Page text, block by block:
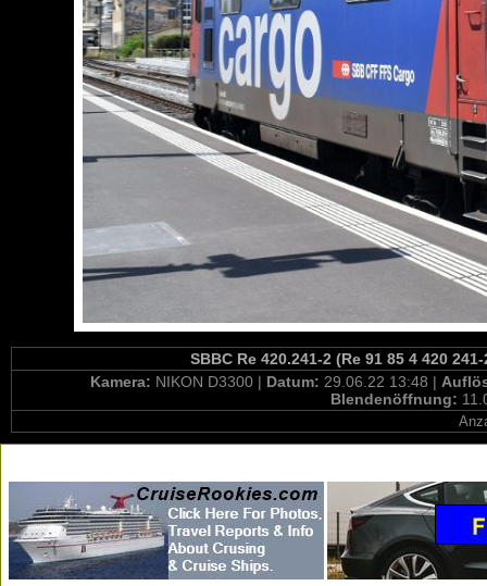
SBBC Re 420.241-2 (Re 91 85 4 420
Kamera: NIKON D3300 | Datum: 29.06.22 13:48 |
Blendenöffnung: